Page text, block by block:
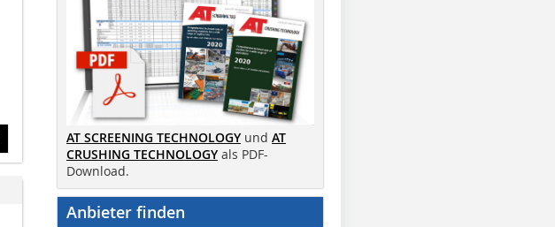
AT SCREENING TECHNOLOGY und AT
CRUSHING TECHNOLOGY als PDF-
Download.
Anbieter finden